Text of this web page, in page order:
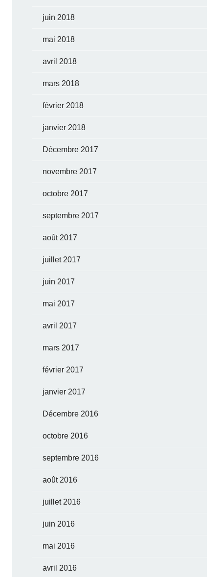
juin 2018
mai 2018
avril 2018
mars 2018
février 2018
janvier 2018
Décembre 2017
novembre 2017
octobre 2017
septembre 2017
août 2017
juillet 2017
juin 2017
mai 2017
avril 2017
mars 2017
février 2017
janvier 2017
Décembre 2016
octobre 2016
septembre 2016
août 2016
juillet 2016
juin 2016
mai 2016
avril 2016